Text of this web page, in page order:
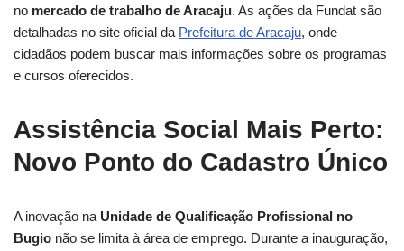
no mercado de trabalho de Aracaju. As ações da Fundat são
detalhadas no site oficial da Prefeitura de Aracaju, onde
cidadãos podem buscar mais informações sobre os programas
e cursos oferecidos.
Assistência Social Mais Perto:
Novo Ponto do Cadastro Único
A inovação na Unidade de Qualificação Profissional no
Bugio não se limita à área de emprego. Durante a inauguração,